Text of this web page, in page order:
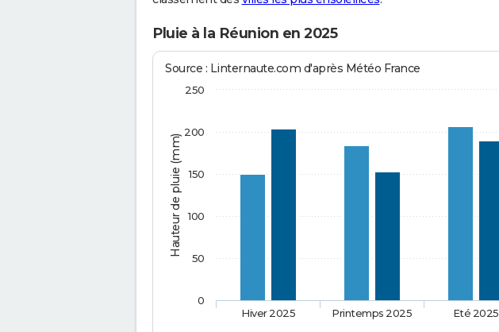
Pluie à la Réunion en 2025
Hauteur de pluie (mm)
Source : Linternaute.com d'après Météo France
Hiver 2025 Printemps 2025 Eté 2025
0
50
100
150
200
250